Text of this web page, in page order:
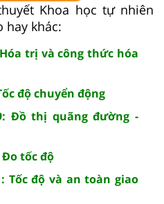
Khoa học tự nhiên
hay khác:
trị và công thức hóa
độ chuyển động
Đồ thị quãng đường -
Đo tốc độ
Tốc độ và an toàn giao